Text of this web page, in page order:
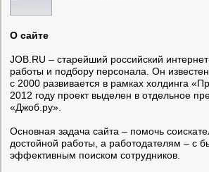
О сайте
JOB.RU – старейший российский
работы и подбору персонала. Он
с 2000 развивается в рамках холдинга
2012 году проект выделен в отдельное
«Джоб.ру».
Основная задача сайта – помочь
достойной работы, а работодателям – с
эффективным поиском сотрудников.